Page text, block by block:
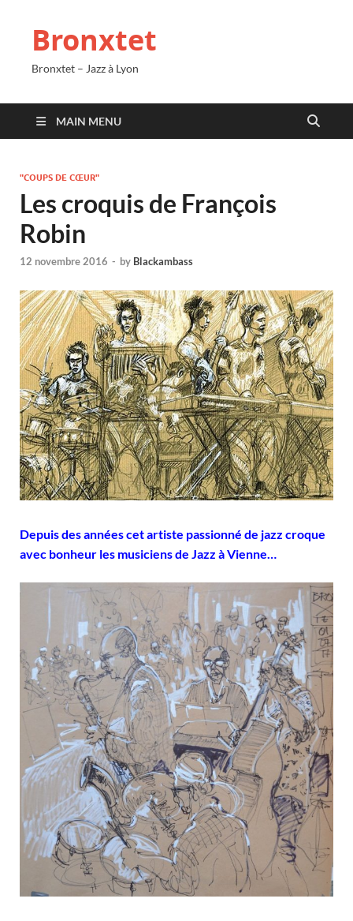
Bronxtet
Bronxtet – Jazz à Lyon
MAIN MENU
"COUPS DE CŒUR"
Les croquis de François
Robin
12 novembre 2016 - by Blackambass
Depuis des années cet artiste passionné de jazz croque
avec bonheur les musiciens de Jazz à Vienne…